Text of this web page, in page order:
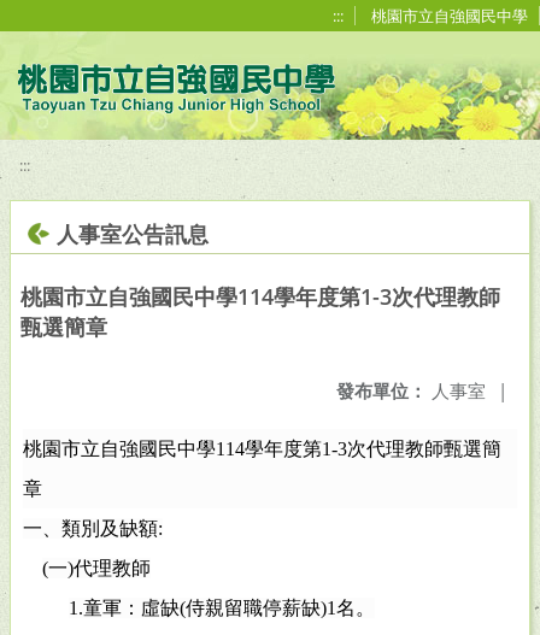
::: 桃園市立自強國民中學
:::
人事室公告訊息
桃園市立自強國民中學114學年度第1-3次代理教師
甄選簡章
發布單位： 人事室 |
桃園市立自強國民中學114學年度第1-3次代理教師甄選簡
章
一、類別及缺額:
(一)代理教師
1.童軍：虛缺(侍親留職停薪缺)1名。